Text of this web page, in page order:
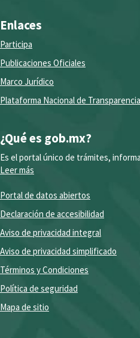
Enlaces
Participa
Publicaciones Oficiales
Marco Jurídico
Plataforma Nacional de Transparencia
¿Qué es gob.mx?
Es el portal único de trámites,
Leer más
Portal de datos abiertos
Declaración de accesibilidad
Aviso de privacidad integral
Aviso de privacidad simplificado
Términos y Condiciones
Política de seguridad
Mapa de sitio